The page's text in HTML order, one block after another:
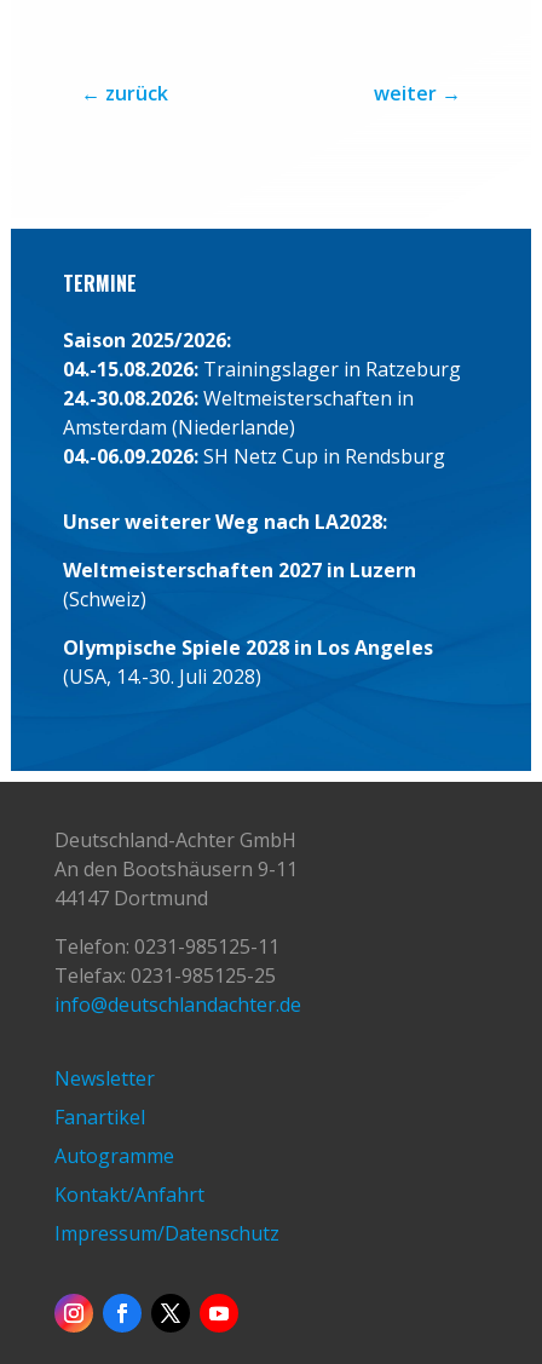
← zurück weiter →
TERMINE
Saison 2025/2026:
04.-15.08.2026: Trainingslager in Ratzeburg
24.-30.08.2026:Weltmeisterschaften in
Amsterdam (Niederlande)
04.-06.09.2026:SH Netz Cup in Rendsburg
Unser weiterer Weg nach LA2028:
Weltmeisterschaften 2027 in Luzern
(Schweiz)
Olympische Spiele 2028 in Los Angeles
(USA, 14.-30. Juli 2028)
Deutschland-Achter GmbH
An den Bootshäusern 9-11
44147 Dortmund
Telefon: 0231-985125-11
Telefax: 0231-985125-25
info@deutschlandachter.de
Newsletter
Fanartikel
Autogramme
Kontakt/Anfahrt
Impressum/Datenschutz